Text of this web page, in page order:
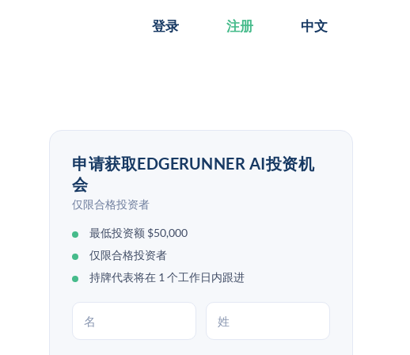
登录 注册 中文
申请获取EDGERUNNER AI投资机
会
仅限合格投资者
最低投资额 $50,000
仅限合格投资者
持牌代表将在 1 个工作日内跟进